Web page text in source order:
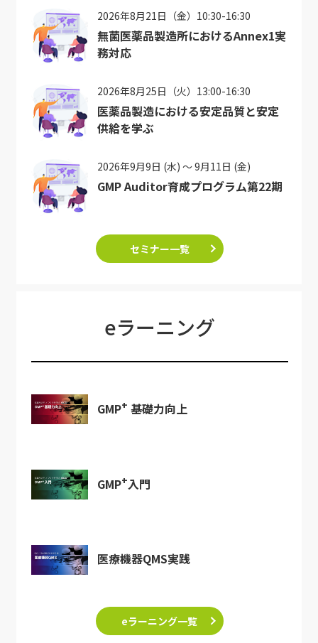
2026年8月21日（金）10:30-16:30
無菌医薬品製造所におけるAnnex1実
務対応
2026年8月25日（火）13:00-16:30
医薬品製造における安定品質と安定
供給を学ぶ
2026年9月9日 (水) ～ 9月11日 (金)
GMP Auditor育成プログラム第22期
セミナー一覧
eラーニング
GMP+ 基礎力向上
GMP+入門
医療機器QMS実践
eラーニング一覧